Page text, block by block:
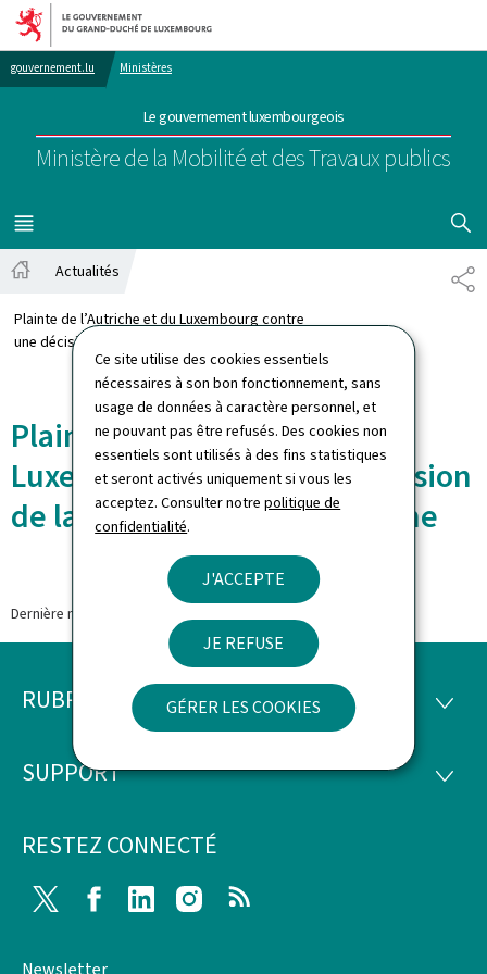
Ce site utilise des cookies essentiels
nécessaires à son bon fonctionnement, sans
usage de données à caractère personnel, et
ne pouvant pas être refusés. Des cookies non
essentiels sont utilisés à des fins statistiques
et seront activés uniquement si vous les
acceptez. Consulter notrepolitique de
confidentialité.
J'ACCEPTE
JE REFUSE
GÉRER LES COOKIES
Aller au menu principal
Aller au contenu
gouvernement.lu Ministères
Le gouvernement luxembourgeois
Ministère de la Mobilité et des Travaux publics
MENU
PRINCIPAL
Actualités
Plainte de l’Autriche et du Luxembourg contre
une décision de la Commission européenne
Plainte de l’Autriche et du
Luxembourg contre une décision
de la Commission européenne
Dernière modification le
Pied
page
RUBRIQUES
SUPPORT
RESTEZ CONNECTÉ
Twitter FacebookLinkedIn Instagram
Newsletter